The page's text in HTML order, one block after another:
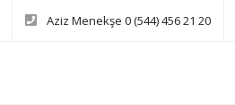
Aziz Menekşe 0 (544) 456 21 20